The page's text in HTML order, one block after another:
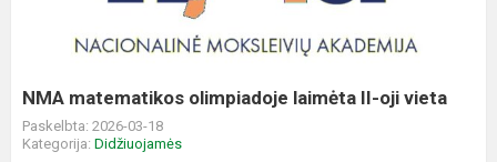
NMA matematikos olimpiadoje laimėta II-oji vieta
Paskelbta: 2026-03-18
Kategorija: Didžiuojamės